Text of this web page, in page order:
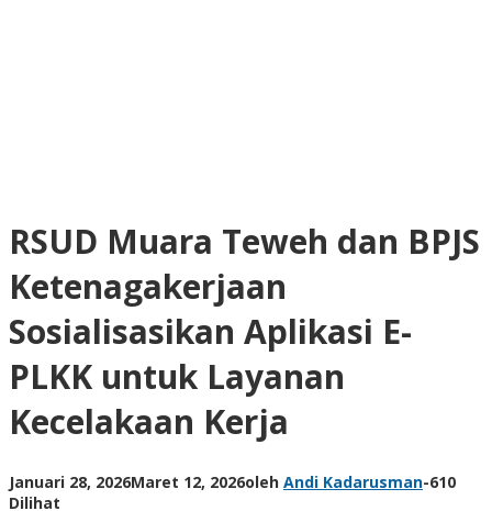
RSUD Muara Teweh dan BPJS
Ketenagakerjaan
Sosialisasikan Aplikasi E-
PLKK untuk Layanan
Kecelakaan Kerja
Januari 28, 2026Maret 12, 2026oleh Andi Kadarusman-610
Dilihat